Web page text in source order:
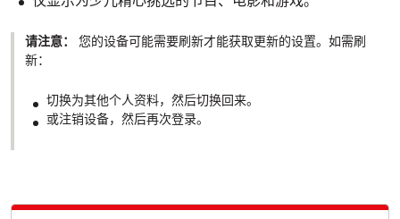
请注意：
您的设备可能需要刷新才能获取更新的设置。如需刷
新：
切换为其他个人资料，然后切换回来。
或注销设备，然后再次登录。